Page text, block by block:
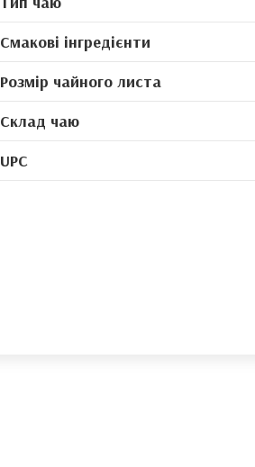
Смакові інгредієнти
Розмір чайного листа
Склад чаю
UPC